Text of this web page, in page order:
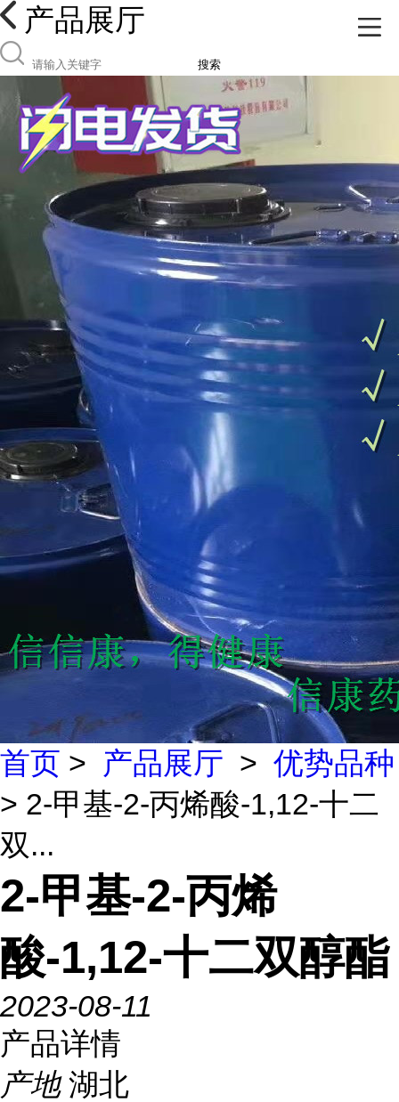
产品展厅
搜索
首页 > 产品展厅 > 优势品种
> 2-甲基-2-丙烯酸-1,12-十二
双...
2-甲基-2-丙烯
酸-1,12-十二双醇酯
2023-08-11
产品详情
产地 湖北